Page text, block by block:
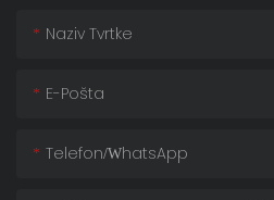
Naziv Tvrtke
E-Pošta
Telefon/whatsApp